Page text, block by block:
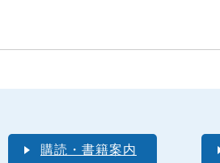
購読・書籍案内